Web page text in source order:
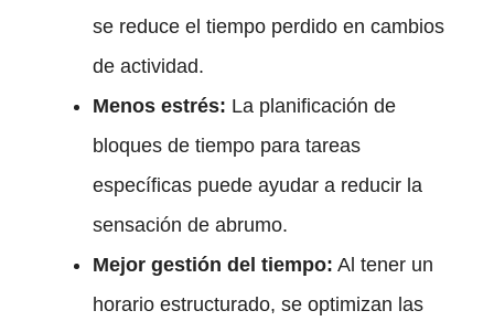
se reduce el tiempo perdido en cambios
de actividad.
Menos estrés: La planificación de
bloques de tiempo para tareas
específicas puede ayudar a reducir la
sensación de abrumo.
Mejor gestión del tiempo: Al tener un
horario estructurado, se optimizan las